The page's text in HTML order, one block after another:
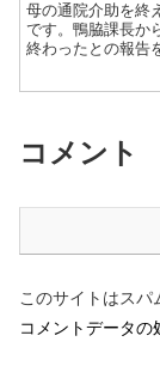
母の通院介助を終
です。鴨脇課長か
終わったとの報告
ぎらい、その後単
は三間地域にある
伝えた際、開催可
水池しかないこと
コメント
このサイトはスパ
コメントデータ